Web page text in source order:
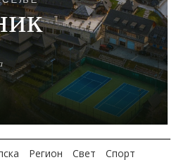
Регион Свет Спорт